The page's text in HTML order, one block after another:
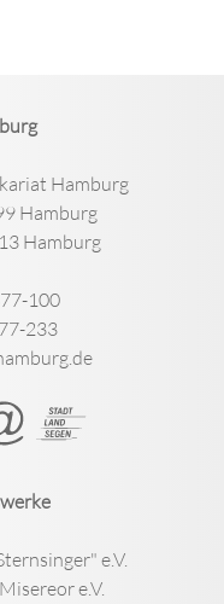
Hamburg
Hamburg
Hamburg
100
233
e.V.
e.V.